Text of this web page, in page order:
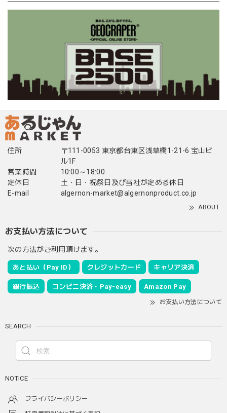
住所
〒111-0053 東京都台東区浅草橋1-21-6 宝山ビ
ル1F
営業時間
10:00～18:00
定休日
土・日・祝祭日及び当社が定める休日
E-mail
algernon-market@algernonproduct.co.jp
ABOUT
お支払い方法について
次の方法がご利用頂けます。
あと払い（Pay ID） クレジットカード キャリア決済
銀行振込 コンビニ決済・Pay-easy Amazon Pay
お支払い方法について
SEARCH
NOTICE
プライバシーポリシー